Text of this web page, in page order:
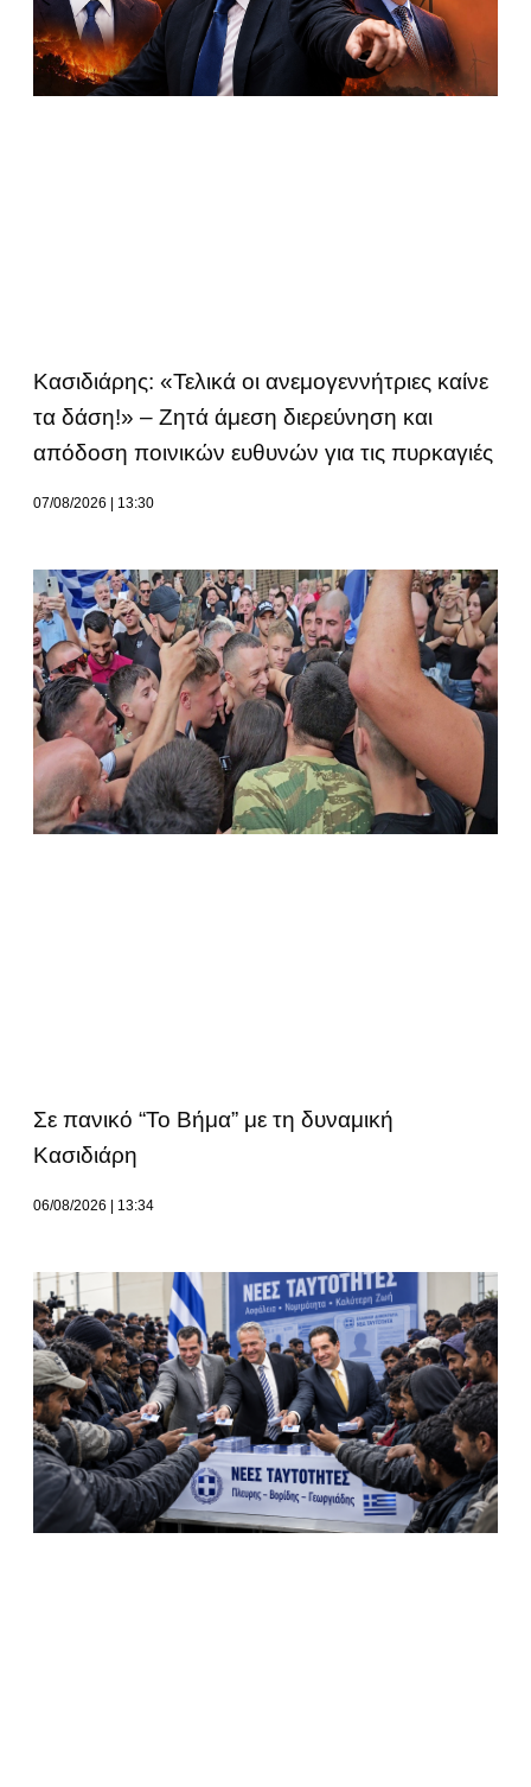
Κασιδιάρης: «Τελικά οι ανεμογεννήτριες καίνε
τα δάση!» – Ζητά άμεση διερεύνηση και
απόδοση ποινικών ευθυνών για τις πυρκαγιές
07/08/2026 13:30
Σε πανικό “Το Βήμα” με τη δυναμική
Κασιδιάρη
06/08/2026 13:34